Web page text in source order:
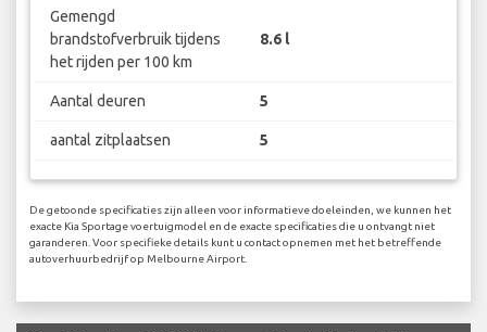
Gemengd
brandstofverbruik tijdens
het rijden per 100 km
8.6 l
Aantal deuren 5
aantal zitplaatsen 5
De getoonde specificaties zijn alleen voor informatieve doeleinden, we kunnen het
exacte Kia Sportage voertuigmodel en de exacte specificaties die u ontvangt niet
garanderen. Voor specifieke details kunt u contact opnemen met het betreffende
autoverhuurbedrijf op Melbourne Airport.